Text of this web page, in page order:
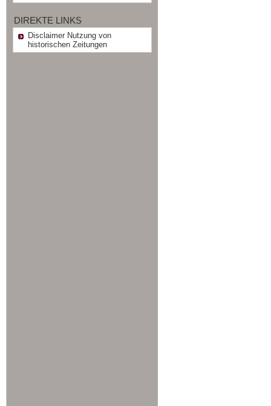
DIREKTE LINKS
Disclaimer Nutzung von
historischen Zeitungen